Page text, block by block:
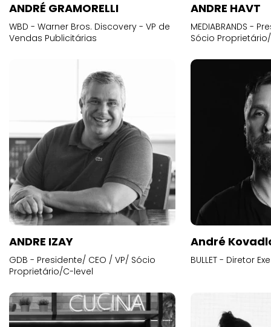
ANDRÉ GRAMORELLI
WBD - Warner Bros. Discovery - VP de
Vendas Publicitárias
ANDRE HAVT
MEDIABRANDS -
Sócio
ANDRE IZAY
GDB - Presidente/ CEO / VP/ Sócio
Proprietário/C-level
André
BULLET - Diretor